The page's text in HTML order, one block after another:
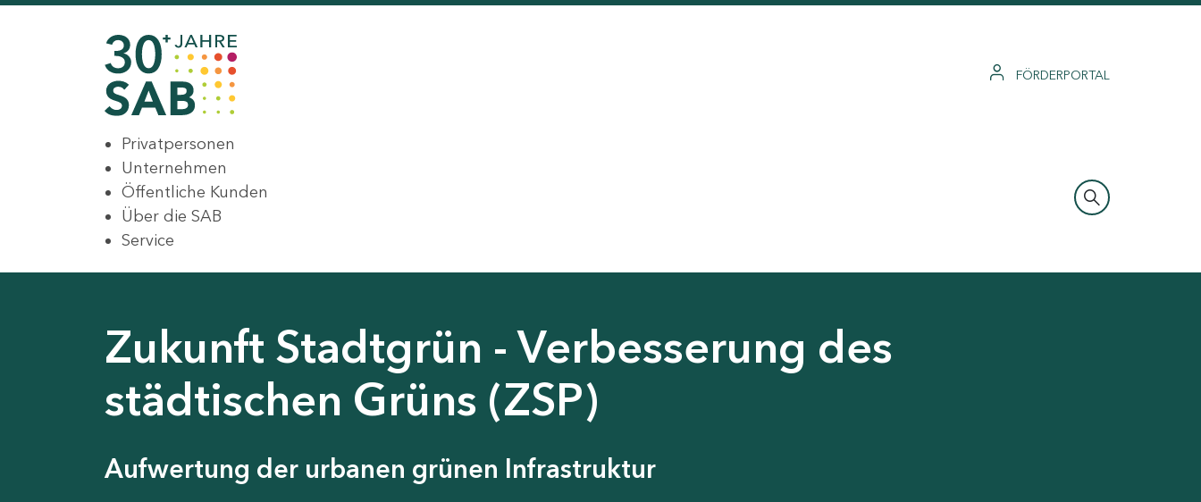
FÖRDERPORTAL
Privatpersonen
Unternehmen
Öffentliche Kunden
Über die SAB
Service
Zukunft Stadtgrün - Verbesserung des
städtischen Grüns (ZSP)
Aufwertung der urbanen grünen Infrastruktur